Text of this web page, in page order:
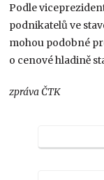
Podle
podnikatelů ve
mohou podobné
o cenové hladině
zpráva ČTK